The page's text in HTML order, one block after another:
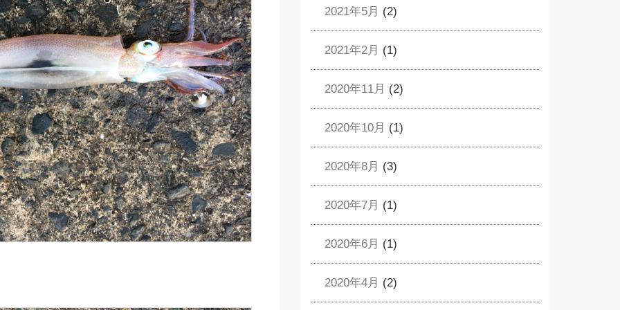
2021年5月 (2)
2021年2月 (1)
2020年11月 (2)
2020年10月 (1)
2020年8月 (3)
2020年7月 (1)
2020年6月 (1)
2020年4月 (2)